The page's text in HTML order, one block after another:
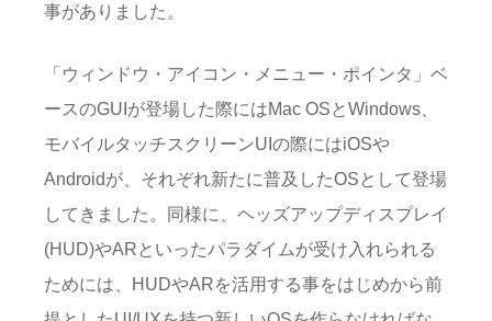
事がありました。
「ウィンドウ・アイコン・メニュー・ポインタ」ベ
ースのGUIが登場した際にはMac OSとWindows、
モバイルタッチスクリーンUIの際にはiOSや
Androidが、それぞれ新たに普及したOSとして登場
してきました。同様に、ヘッズアップディスプレイ
(HUD)やARといったパラダイムが受け入れられる
ためには、HUDやARを活用する事をはじめから前